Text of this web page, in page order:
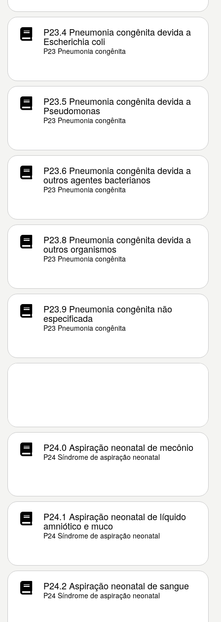
P23.4 Pneumonia congênita devida a
Escherichia coli
P23 Pneumonia congênita
P23.5 Pneumonia congênita devida a
Pseudomonas
P23 Pneumonia congênita
P23.6 Pneumonia congênita devida a
outros agentes bacterianos
P23 Pneumonia congênita
P23.8 Pneumonia congênita devida a
outros organismos
P23 Pneumonia congênita
P23.9 Pneumonia congênita não
especificada
P23 Pneumonia congênita
P24.0 Aspiração neonatal de mecônio
P24 Síndrome de aspiração neonatal
P24.1 Aspiração neonatal de líquido
amniótico e muco
P24 Síndrome de aspiração neonatal
P24.2 Aspiração neonatal de sangue
P24 Síndrome de aspiração neonatal